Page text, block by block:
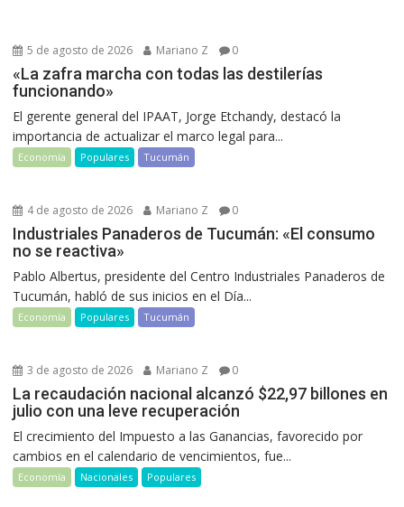
5 de agosto de 2026 Mariano Z 0
«La zafra marcha con todas las destilerías
funcionando»
El gerente general del IPAAT, Jorge Etchandy, destacó la
importancia de actualizar el marco legal para...
Economía Populares Tucumán
4 de agosto de 2026 Mariano Z 0
Industriales Panaderos de Tucumán: «El consumo
no se reactiva»
Pablo Albertus, presidente del Centro Industriales Panaderos de
Tucumán, habló de sus inicios en el Día...
Economía Populares Tucumán
3 de agosto de 2026 Mariano Z 0
La recaudación nacional alcanzó $22,97 billones en
julio con una leve recuperación
El crecimiento del Impuesto a las Ganancias, favorecido por
cambios en el calendario de vencimientos, fue...
Economía Nacionales Populares